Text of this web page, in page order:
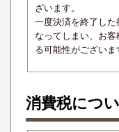
ざいます。
一度決済を終了し
なってしまい、お
る可能性がございま
消費税につ